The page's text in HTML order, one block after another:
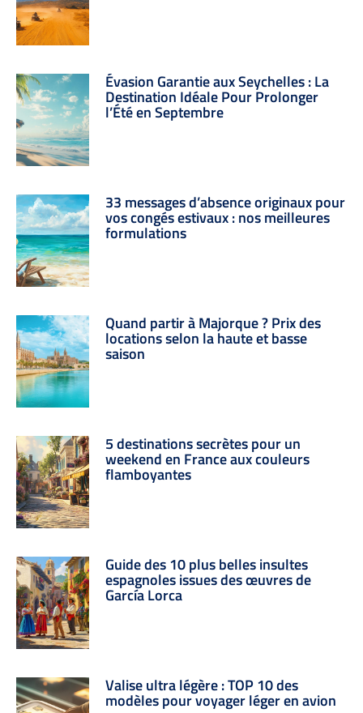
Évasion Garantie aux Seychelles : La
Destination Idéale Pour Prolonger
l’Été en Septembre
33 messages d’absence originaux pour
vos congés estivaux : nos meilleures
formulations
Quand partir à Majorque ? Prix des
locations selon la haute et basse
saison
5 destinations secrètes pour un
weekend en France aux couleurs
flamboyantes
Guide des 10 plus belles insultes
espagnoles issues des œuvres de
García Lorca
Valise ultra légère : TOP 10 des
modèles pour voyager léger en avion